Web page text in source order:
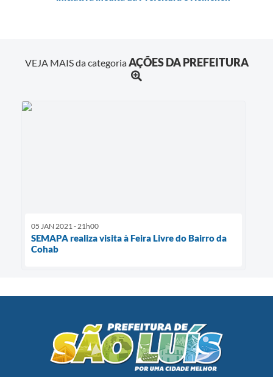
VEJA MAIS da categoriaAÇÕES DA PREFEITURA
05 JAN 2021 - 21h00
SEMAPA realiza visita à Feira Livre do Bairro da
Cohab